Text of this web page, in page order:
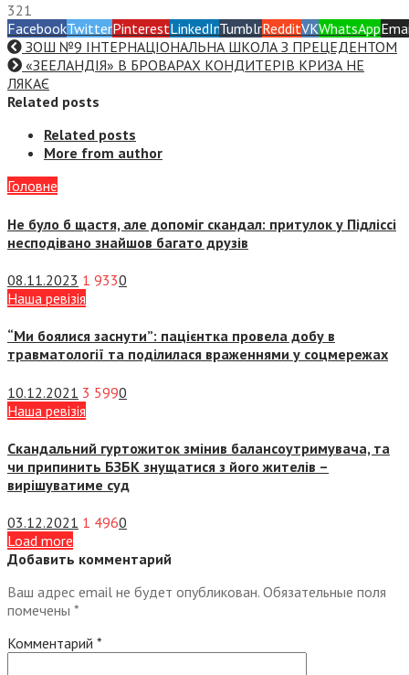
321
FacebookTwitterPinterestLinkedInTumblrRedditVKWhatsApp
ЗОШ №9 ІНТЕРНАЦІОНАЛЬНА ШКОЛА З ПРЕЦЕДЕНТОМ
«ЗЕЕЛАНДІЯ» В БРОВАРАХ КОНДИТЕРІВ КРИЗА НЕ
ЛЯКАЄ
Related posts
Related posts
More from author
Головне
Не було б щастя, але допоміг скандал: притулок у Підліссі
несподівано знайшов багато друзів
08.11.2023 1 9330
Наша ревізія
“Ми боялися заснути”: пацієнтка провела добу в
травматології та поділилася враженнями у соцмережах
10.12.2021 3 5990
Наша ревізія
Скандальний гуртожиток змінив балансоутримувача, та
чи припинить БЗБК знущатися з його жителів –
вирішуватиме суд
03.12.2021 1 4960
Load more
Добавить комментарий
Ваш адрес email не будет опубликован. Обязательные поля
помечены *
Комментарий *